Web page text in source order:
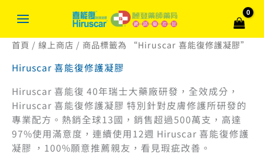
主
首頁 / 線上商店 / 商品標籤為 “Hiruscar 喜能復修護凝膠”
Hiruscar 喜能復修護凝膠
Hiruscar 喜能復 40年瑞士大藥廠研發，全效成分，
Hiruscar 喜能復修護凝膠 特別針對皮膚修護所研發的
專業配方。熱銷全球13國，銷售超過500萬支，高達
97%使用滿意度，連續使用12週 Hiruscar 喜能復修護
凝膠 ，100%願意推薦親友，看見瑕疵改善。
尋
關
鍵
: